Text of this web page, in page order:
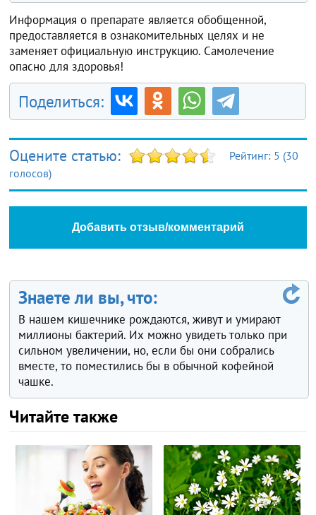
Информация о препарате является обобщенной,
предоставляется в ознакомительных целях и не
заменяет официальную инструкцию. Самолечение
опасно для здоровья!
Поделиться:
Оцените статью: Рейтинг: 5 (30
голосов)
Добавить отзыв/комментарий
Знаете ли вы, что:
В нашем кишечнике рождаются, живут и умирают
миллионы бактерий. Их можно увидеть только при
сильном увеличении, но, если бы они собрались
вместе, то поместились бы в обычной кофейной
чашке.
Читайте также